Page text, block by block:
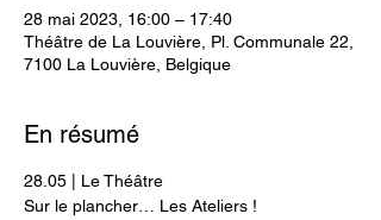
28 mai 2023, 16:00 – 17:40
Théâtre de La Louvière, Pl. Communale 22,
7100 La Louvière, Belgique
En résumé
28.05 | Le Théâtre
Sur le plancher… Les Ateliers !